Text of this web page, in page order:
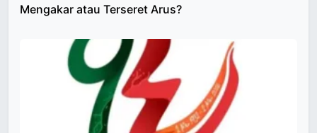
Mengakar atau Terseret Arus?